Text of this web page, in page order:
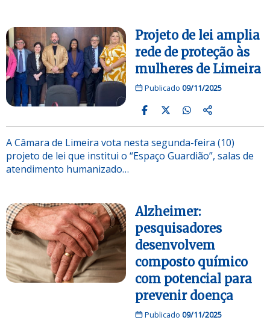
Projeto de lei amplia
rede de proteção às
mulheres de Limeira
Publicado 09/11/2025
A Câmara de Limeira vota nesta segunda-feira (10)
projeto de lei que institui o “Espaço Guardião”, salas de
atendimento humanizado…
Alzheimer:
pesquisadores
desenvolvem
composto químico
com potencial para
prevenir doença
Publicado 09/11/2025